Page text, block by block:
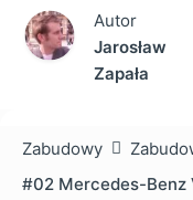
Autor
Jarosław
Zapała
Zabudowy
#02 Mercedes-Benz